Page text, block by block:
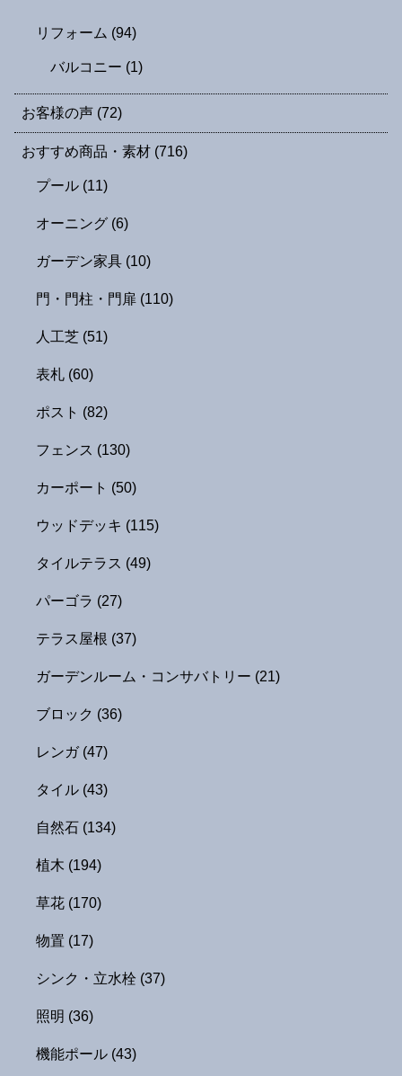
リフォーム (94)
バルコニー (1)
お客様の声 (72)
おすすめ商品・素材 (716)
プール (11)
オーニング (6)
ガーデン家具 (10)
門・門柱・門扉 (110)
人工芝 (51)
表札 (60)
ポスト (82)
フェンス (130)
カーポート (50)
ウッドデッキ (115)
タイルテラス (49)
パーゴラ (27)
テラス屋根 (37)
ガーデンルーム・コンサバトリー (21)
ブロック (36)
レンガ (47)
タイル (43)
自然石 (134)
植木 (194)
草花 (170)
物置 (17)
シンク・立水栓 (37)
照明 (36)
機能ポール (43)